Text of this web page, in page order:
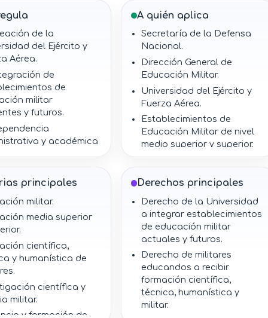
de la
del Ejército y
Aérea.
de
de
militar
y futuros.
y académica
a cargo de la
Militar.
de
militar, docencia,
y difusión
de
diplomas,
profesionales y
académicos.
A quién aplica
Secretaría de la Defensa
Nacional.
Dirección General de
Educación Militar.
Universidad del Ejército y
Fuerza Aérea.
Establecimientos de
Educación Militar de nivel
medio superior y superior.
programas de educación
militar.
Profesores y personal
académico de educación
militar.
Autoridades que diseñen,
regulen o administren
programas educativos
militares.
Servidores públicos
principales
militar.
media superior
científica,
y humanística de
científica y
militar.
y formación de
Derechos principales
Derecho de la Universidad
a integrar establecimientos
de educación militar
actuales y futuros.
Derecho de militares
educandos a recibir
formación científica,
técnica, humanística y
militar.